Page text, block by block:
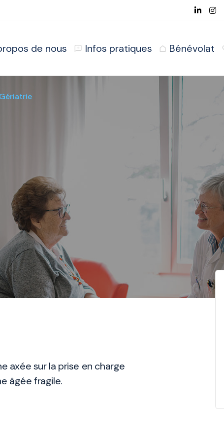
de nous Infos pratiques Bénévolat
axée sur la prise en charge
âgée fragile.